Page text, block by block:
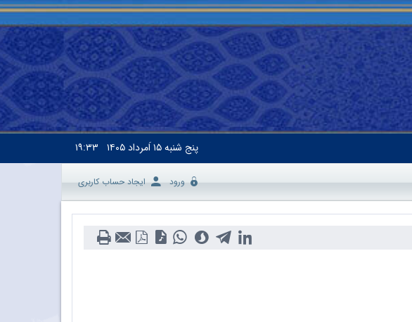
پنج شنبه۱۵ اَمرداد ۱۴۰۵ ۱۹:۳۳
ورود ایجاد حساب کاربری